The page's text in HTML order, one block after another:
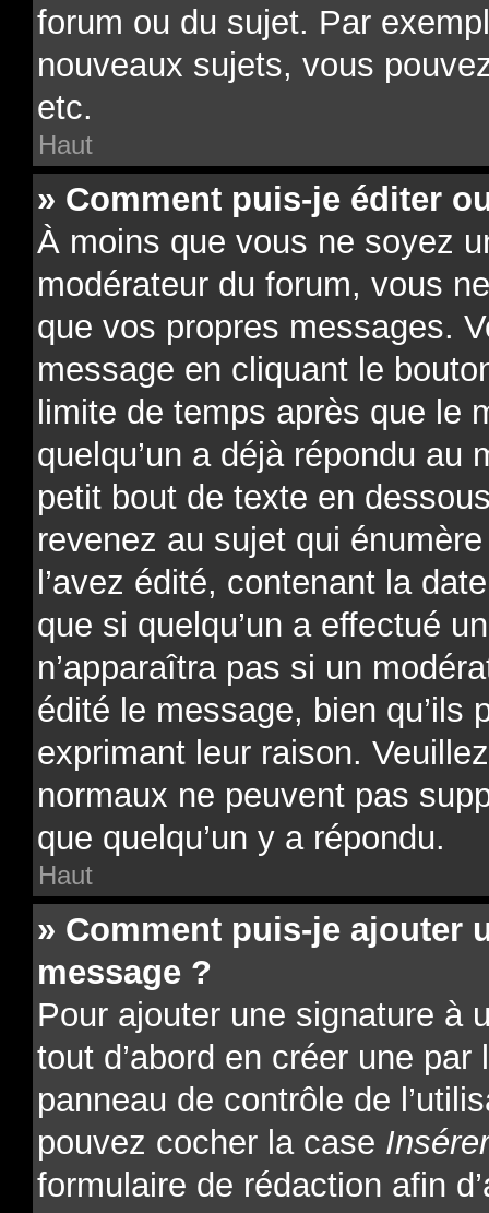
forum ou du sujet. Par
nouveaux sujets, vous
etc.
Haut
» Comment puis-je éditer
À moins que vous ne soyez
modérateur du forum, vous
que vos propres messages.
message en cliquant le
limite de temps après que le
quelqu’un a déjà répondu au
petit bout de texte en
revenez au sujet qui
l’avez édité, contenant la
que si quelqu’un a effectué
n’apparaîtra pas si un
édité le message, bien qu’ils
exprimant leur raison.
normaux ne peuvent pas
que quelqu’un y a répondu.
Haut
» Comment puis-je ajouter
message ?
Pour ajouter une signature à
tout d’abord en créer une par
panneau de contrôle de
pouvez cocher la case
formulaire de rédaction afin